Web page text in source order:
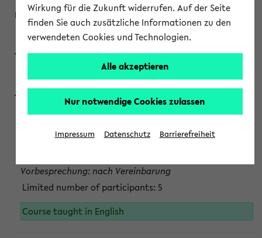
200923
Wendisch, Peters-Wendisch, Stegelmann
Projektmodul "Bakterielle Biotechnologie"
Persönliche Anmeldung beim Veranstalter ist unbedingt
Vorbesprechung: nach Vereinbarung
Limited number of participants: 5
Course taught in English
Wirkung für die Zukunft widerrufen. Auf der Seite
finden Sie auch zusätzliche Informationen zu den
verwendeten Cookies und Technologien.
Alle akzeptieren
Nur notwendige Cookies zulassen
Impressum Datenschutz Barrierefreiheit